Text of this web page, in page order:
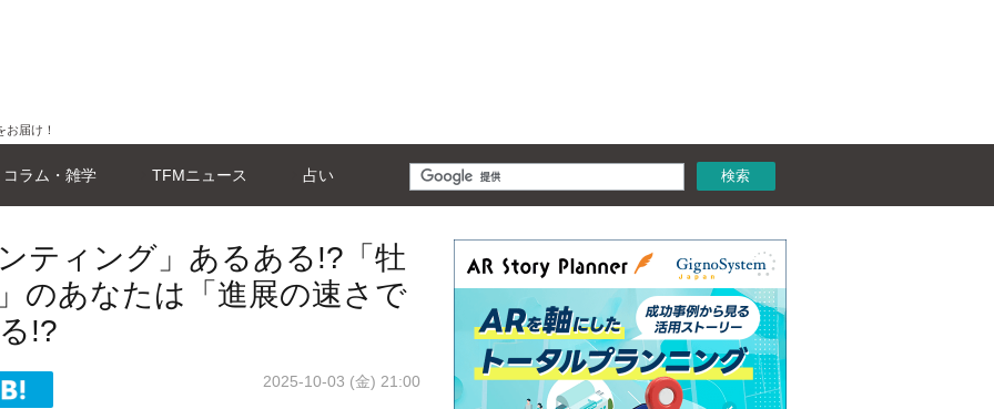
届け！
コラム・雑学 TFMニュース 占い
ティング」あるある!?「牡
のあなたは「進展の速さで
!?
2025-10-03 (金) 21:00